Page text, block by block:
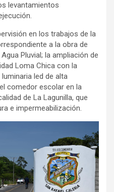
levantamientos
en los trabajos de la
a la obra de
Pluvial; la ampliación de
Loma Chica con la
led de alta
comedor escolar en la
de La Lagunilla, que
e impermeabilización.